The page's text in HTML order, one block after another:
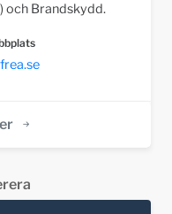
och Brandskydd.